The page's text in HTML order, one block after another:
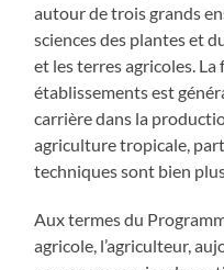
autour de trois grands
sciences des plantes et
et les terres agricoles.
établissements est
carrière dans la
agriculture tropicale,
techniques sont bien
Aux termes du
agricole, l’agriculteur,